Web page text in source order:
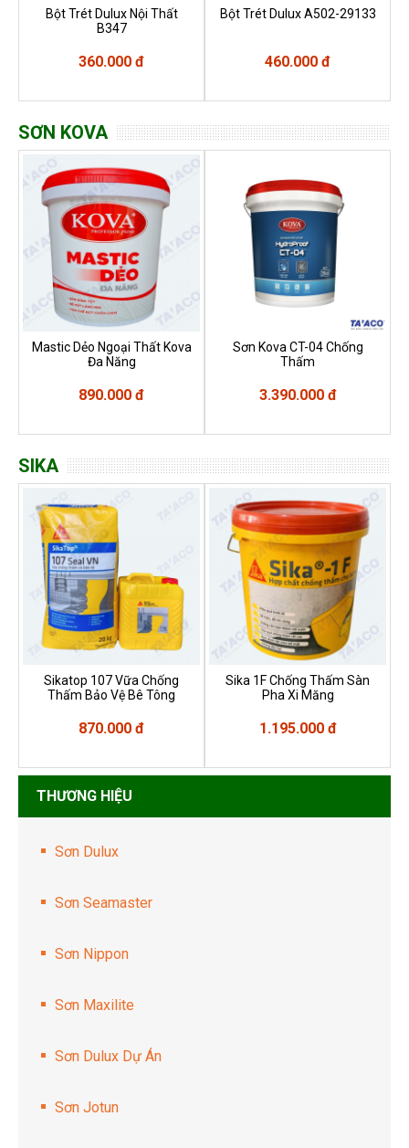
Bột Trét Dulux Nội Thất
B347
360.000 đ
Bột Trét Dulux A502-29133
460.000 đ
SƠN KOVA
Mastic Dẻo Ngoại Thất Kova
Đa Năng
890.000 đ
Sơn Kova CT-04 Chống
Thấm
3.390.000 đ
SIKA
Sikatop 107 Vữa Chống
Thấm Bảo Vệ Bê Tông
870.000 đ
Sika 1F Chống Thấm Sàn
Pha Xi Măng
1.195.000 đ
THƯƠNG HIỆU
Sơn Dulux
Sơn Seamaster
Sơn Nippon
Sơn Maxilite
Sơn Dulux Dự Án
Sơn Jotun